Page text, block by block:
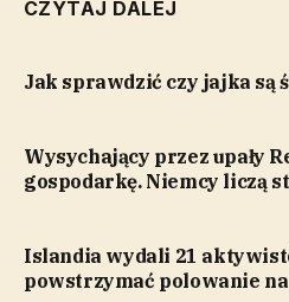
CZYTAJ DALEJ
Jak sprawdzić czy jajka są
Wysychający przez upały
gospodarkę. Niemcy liczą
Islandia wydali 21
powstrzymać polowanie